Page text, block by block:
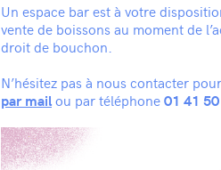
Un espace bar est à votre
vente de boissons au moment de
droit de bouchon.
N’hésitez pas à nous contacter
par mailou par téléphone01 41